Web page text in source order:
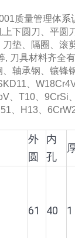
质量管理体系
下圆刀、平圆
垫、隔圈、滚
, 刀具材料齐全
轴承钢、镶锋
、
、T10、9CrSi
、H13、
外
圆
内
孔
61 40 1